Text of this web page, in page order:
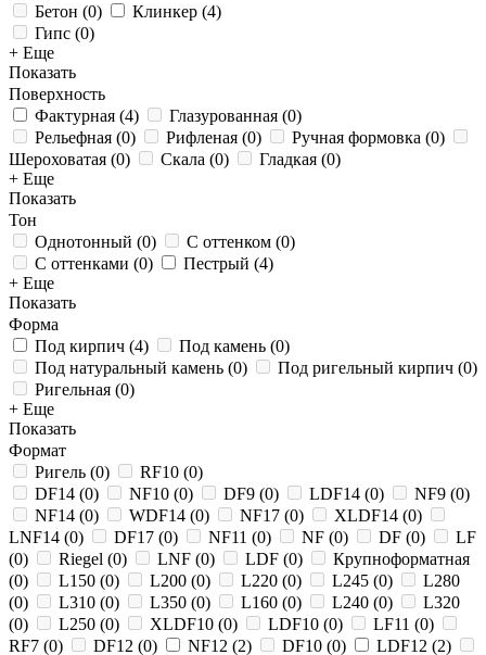
Бетон (0) Клинкер (4)
Гипс (0)
+ Еще
Показать
Поверхность
Фактурная (4) Глазурованная (0)
Рельефная (0) Рифленая (0) Ручная формовка (0)
Шероховатая (0) Скала (0) Гладкая (0)
+ Еще
Показать
Тон
Однотонный (0) С оттенком (0)
С оттенками (0) Пестрый (4)
+ Еще
Показать
Форма
Под кирпич (4) Под камень (0)
Под натуральный камень (0) Под ригельный кирпич (0)
Ригельная (0)
+ Еще
Показать
Формат
Ригель (0) RF10 (0)
DF14 (0) NF10 (0) DF9 (0) LDF14 (0) NF9 (0)
NF14 (0) WDF14 (0) NF17 (0) XLDF14 (0)
LNF14 (0) DF17 (0) NF11 (0) NF (0) DF (0)
LF
(0) Riegel (0) LNF (0) LDF (0)
Крупноформатная
(0) L150 (0) L200 (0) L220 (0) L245 (0)
L280
(0) L310 (0) L350 (0) L160 (0) L240 (0)
L320
(0) L250 (0) XLDF10 (0) LDF10 (0) LF11 (0)
RF7 (0) DF12 (0) NF12 (2) DF10 (0) LDF12 (2)